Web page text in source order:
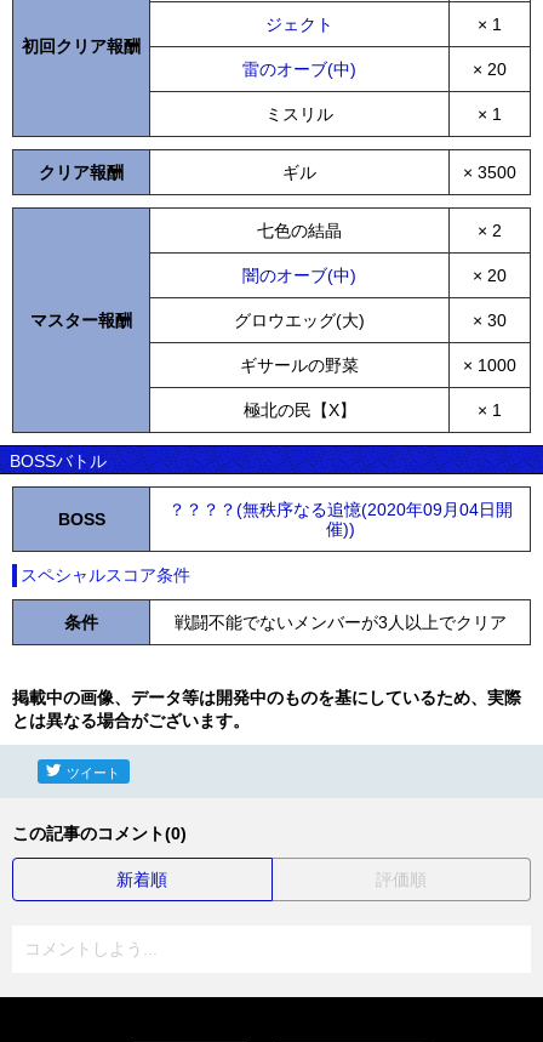
初回クリア報酬
ジェクト × 1
雷のオーブ(中) × 20
ミスリル × 1
クリア報酬 ギル × 3500
マスター報酬
七色の結晶 × 2
闇のオーブ(中) × 20
グロウエッグ(大) × 30
ギサールの野菜 × 1000
極北の民【X】 × 1
BOSSバトル
BOSS
？？？？(無秩序なる追憶(2020年09月04日開
催))
スペシャルスコア条件
条件 戦闘不能でないメンバーが3人以上でクリア
掲載中の画像、データ等は開発中のものを基にしているため、実際
とは異なる場合がございます。
ツイート
この記事のコメント(0)
新着順 評価順
コメントしよう...